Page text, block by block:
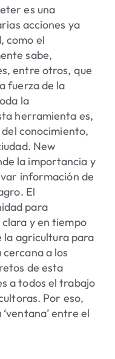
es una
acciones ya
como el
sabe,
entre otros, que
fuerza de la
la
herramienta es,
conocimiento,
New
la importancia y
información de
El
para
y en tiempo
la agricultura para
cercana a los
de esta
a todos el trabajo
Por eso,
entre el